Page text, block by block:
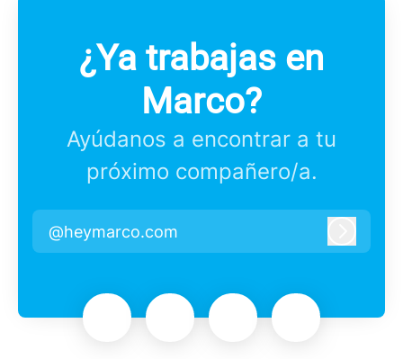
¿Ya trabajas en
Marco?
Ayúdanos a encontrar a tu
próximo compañero/a.
@heymarco.com